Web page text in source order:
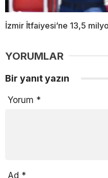
İzmir İtfaiyesi’ne 13,5
YORUMLAR
Bir yanıt yazın
Yorum *
Ad *